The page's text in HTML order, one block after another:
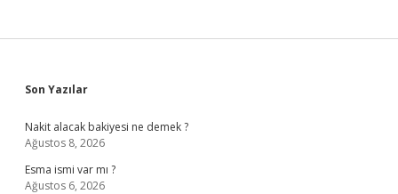
Sidebar
Son Yazılar
Nakit alacak bakiyesi ne demek ?
Ağustos 8, 2026
Esma ismi var mı ?
Ağustos 6, 2026